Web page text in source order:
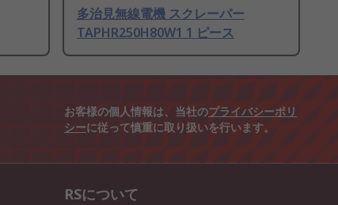
多治見無線電機 スクレーパー
TAPHR250H80W1 1 ピース
お客様の個人情報は、当社のプライバシーポリ
シーに従って慎重に取り扱いを行います。
RSについて